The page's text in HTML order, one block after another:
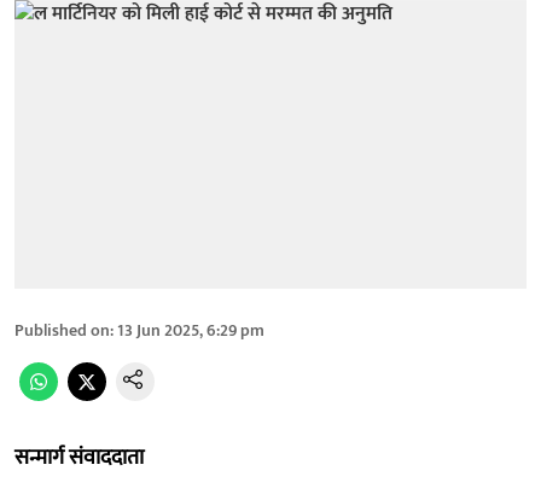
Published on:13 Jun 2025, 6:29 pm
सन्मार्ग संवाददाता